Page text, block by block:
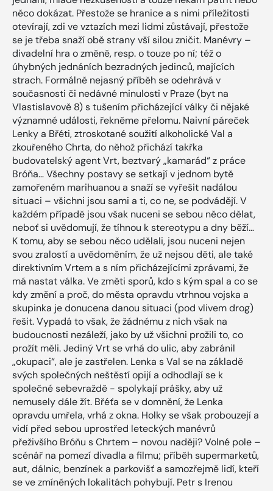
něco dokázat. Přestože se hranice a s nimi příležitosti
otevírají, zdi ve vztazích mezi lidmi zůstávají, přestože
se je třeba snaží obě strany vší silou zničit. Manévry –
divadelní hra o změně, resp. o touze po ní; též o
úhybných jednáních bezradných jedinců, majících
strach. Formálně nejasný příběh se odehrává v
současnosti či nedávné minulosti v Praze (byt na
Vlastislavově 8) s tušením přicházející války či nějaké
významné události, řekněme přelomu. Naivní páreček
Lenky a Břéti, ztroskotané soužití alkoholické Val a
zkouřeného Chrta, do něhož přichází takřka
budovatelský agent Vrt, beztvarý „kamarád“ z práce
Bróňa… Všechny postavy se setkají v jednom bytě
zamořeném marihuanou a snaží se vyřešit nadálou
situaci – všichni jsou sami a ti, co ne, se podvádějí. V
každém případě jsou však nuceni se sebou něco dělat,
neboť si uvědomují, že tíhnou k stereotypu a dny běží…
K tomu, aby se sebou něco udělali, jsou nuceni nejen
svou zralostí a uvědoměním, že už nejsou děti, ale také
direktivním Vrtem a s ním přicházejícími zprávami, že
má nastat válka. Ve změti sporů, kdo s kým spal a co se
kdy změní a proč, do města opravdu vtrhnou vojska a
skupinka je donucena danou situaci (pod vlivem drog)
řešit. Vypadá to však, že žádnému z nich však na
budoucnosti nezáleží, jako by už všichni prožili to, co
prožít měli. Jediný Vrt se vrhá do ulic, aby zabránil
„okupaci“, ale je zastřelen. Lenka s Val se na základě
svých společných neštěstí opijí a odhodlají se k
společné sebevraždě - spolykají prášky, aby už
nemusely dále žít. Břéťa se v domnění, že Lenka
opravdu umřela, vrhá z okna. Holky se však probouzejí a
vidí před sebou uprostřed leteckých manévrů
přeživšího Bróňu s Chrtem – novou naději? Volné pole –
scénář na pomezí divadla a filmu; příběh supermarketů,
aut, dálnic, benzínek a parkovišť a samozřejmě lidí, kteří
se ve zmíněných lokalitách pohybují. Petr s Irenou